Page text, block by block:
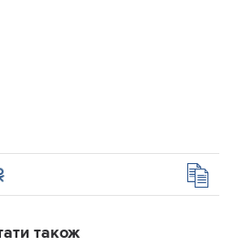
також